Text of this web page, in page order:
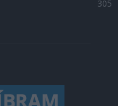
305